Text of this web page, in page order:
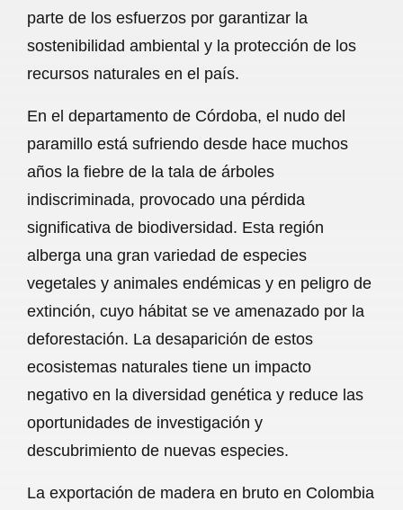
parte de los esfuerzos por garantizar la
sostenibilidad ambiental y la protección de los
recursos naturales en el país.
En el departamento de Córdoba, el nudo del
paramillo está sufriendo desde hace muchos
años la fiebre de la tala de árboles
indiscriminada, provocado una pérdida
significativa de biodiversidad. Esta región
alberga una gran variedad de especies
vegetales y animales endémicas y en peligro de
extinción, cuyo hábitat se ve amenazado por la
deforestación. La desaparición de estos
ecosistemas naturales tiene un impacto
negativo en la diversidad genética y reduce las
oportunidades de investigación y
descubrimiento de nuevas especies.
La exportación de madera en bruto en Colombia